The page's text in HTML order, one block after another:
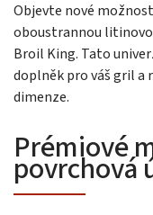
Objevte nové
oboustrannou
Broil King. Tato
doplněk pro váš gril a
dimenze.
Prémiové
povrchová